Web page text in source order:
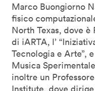
Marco Buongiorno
fisico
North Texas, dove è
di iARTA, l’
Tecnologia e Arte”,
Musica
inoltre un
Institute, dove